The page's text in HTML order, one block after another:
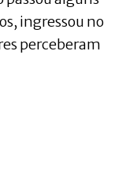
ingressou no
perceberam